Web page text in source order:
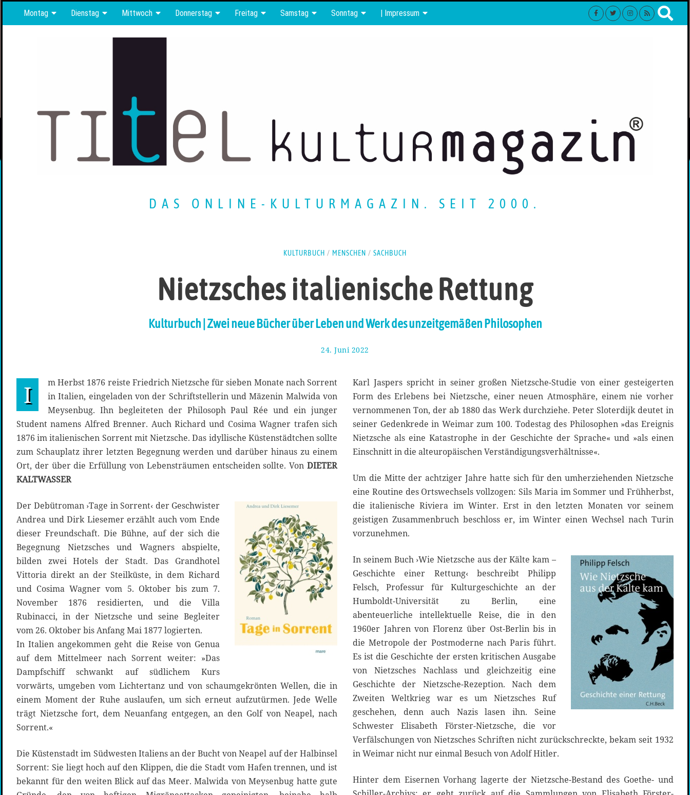
Montag Dienstag Mittwoch Donnerstag Freitag Samstag Sonntag | Impressum
DAS ONLINE-KULTURMAGAZIN. SEIT 2000.
KULTURBUCH / MENSCHEN / SACHBUCH
Nietzsches italienische Rettung
Kulturbuch | Zwei neue Bücher über Leben und Werk des unzeitgemäßen Philosophen
24. Juni 2022
u
i
2
0
2
I
m Herbst 1876 reiste Friedrich Nietzsche für sieben Monate nach Sorrent
in Italien, eingeladen von der Schriftstellerin und Mäzenin Malwida von
Meysenbug. Ihn begleiteten der Philosoph Paul Rée und ein junger
Student namens Alfred Brenner. Auch Richard und Cosima Wagner trafen sich
1876 im italienischen Sorrent mit Nietzsche. Das idyllische Küstenstädtchen sollte
zum Schauplatz ihrer letzten Begegnung werden und darüber hinaus zu einem
Ort, der über die Erfüllung von Lebensträumen entscheiden sollte. Von DIETER
KALTWASSER
Der Debütroman ›Tage in Sorrent‹ der Geschwister
Andrea und Dirk Liesemer erzählt auch vom Ende
dieser Freundschaft. Die Bühne, auf der sich die
Begegnung Nietzsches und Wagners abspielte,
bilden zwei Hotels der Stadt. Das Grandhotel
Vittoria direkt an der Steilküste, in dem Richard
und Cosima Wagner vom 5. Oktober bis zum 7.
November 1876 residierten, und die Villa
Rubinacci, in der Nietzsche und seine Begleiter
vom 26. Oktober bis Anfang Mai 1877 logierten.
In Italien angekommen geht die Reise von Genua
auf dem Mittelmeer nach Sorrent weiter: »Das
Dampfschiff schwankt auf südlichem Kurs
vorwärts, umgeben vom Lichtertanz und von schaumgekrönten Wellen, die in
einem Moment der Ruhe auslaufen, um sich erneut aufzutürmen. Jede Welle
trägt Nietzsche fort, dem Neuanfang entgegen, an den Golf von Neapel, nach
Sorrent.«
Die Küstenstadt im Südwesten Italiens an der Bucht von Neapel auf der Halbinsel
Sorrent: Sie liegt hoch auf den Klippen, die die Stadt vom Hafen trennen, und ist
bekannt für den weiten Blick auf das Meer. Malwida von Meysenbug hatte gute
Karl Jaspers spricht in seiner großen Nietzsche-Studie von einer gesteigerten
Form des Erlebens bei Nietzsche, einer neuen Atmosphäre, einem nie vorher
vernommenen Ton, der ab 1880 das Werk durchziehe. Peter Sloterdijk deutet in
seiner Gedenkrede in Weimar zum 100. Todestag des Philosophen »das Ereignis
Nietzsche als eine Katastrophe in der Geschichte der Sprache« und »als einen
Einschnitt in die alteuropäischen Verständigungsverhältnisse«.
Um die Mitte der achtziger Jahre hatte sich für den umherziehenden Nietzsche
eine Routine des Ortswechsels vollzogen: Sils Maria im Sommer und Frühherbst,
die italienische Riviera im Winter. Erst in den letzten Monaten vor seinem
geistigen Zusammenbruch beschloss er, im Winter einen Wechsel nach Turin
vorzunehmen.
In seinem Buch ›Wie Nietzsche aus der Kälte kam –
Geschichte einer Rettung‹ beschreibt Philipp
Felsch, Professur für Kulturgeschichte an der
Humboldt-Universität zu Berlin, eine
abenteuerliche intellektuelle Reise, die in den
1960er Jahren von Florenz über Ost-Berlin bis in
die Metropole der Postmoderne nach Paris führt.
Es ist die Geschichte der ersten kritischen Ausgabe
von Nietzsches Nachlass und gleichzeitig eine
Geschichte der Nietzsche-Rezeption. Nach dem
Zweiten Weltkrieg war es um Nietzsches Ruf
geschehen, denn auch Nazis lasen ihn. Seine
Schwester Elisabeth Förster-Nietzsche, die vor
Verfälschungen von Nietzsches Schriften nicht zurückschreckte, bekam seit 1932
in Weimar nicht nur einmal Besuch von Adolf Hitler.
Hinter dem Eisernen Vorhang lagerte der Nietzsche-Bestand des Goethe- und